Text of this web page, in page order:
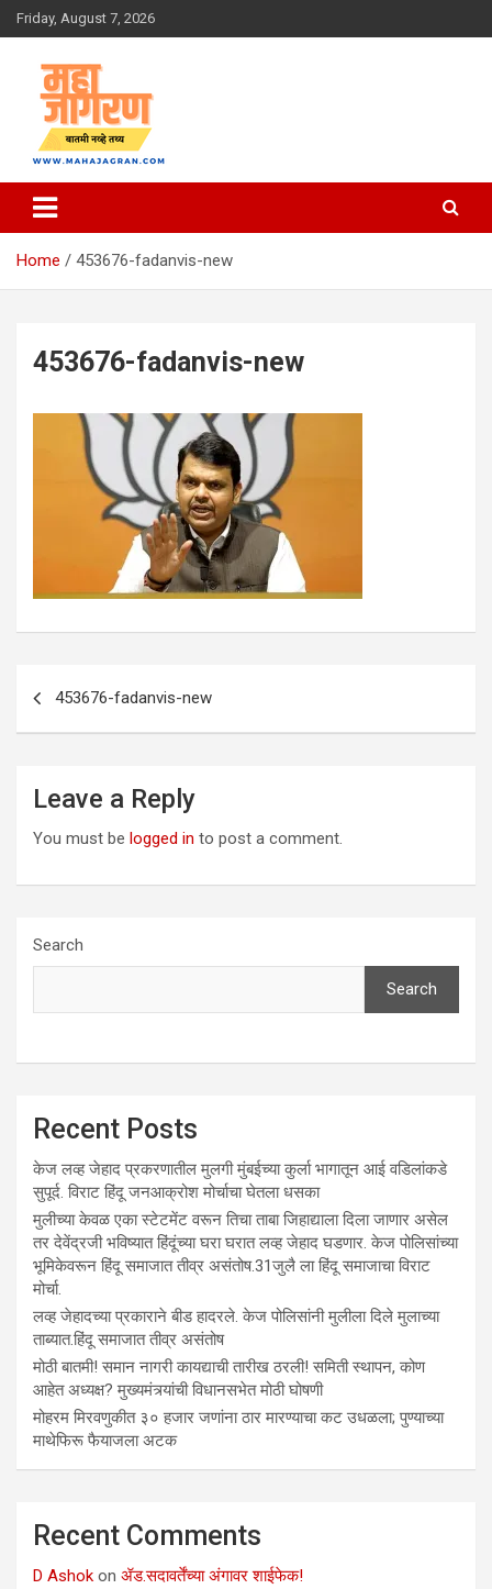
Skip
to
Friday, August 7, 2026
महा जागरण
Home 453676-fadanvis-new
453676-fadanvis-new
453676-fadanvis-new
Leave a Reply
You must be logged in to post a comment.
Search
Search
Recent Posts
केज लव्ह जेहाद प्रकरणातील मुलगी मुंबईच्या कुर्ला भागातून आई वडिलांकडे
सुपूर्द. विराट हिंदू जनआक्रोश मोर्चाचा घेतला धसका
मुलीच्या केवळ एका स्टेटमेंट वरून तिचा ताबा जिहाद्याला दिला जाणार असेल
तर देवेंद्रजी भविष्यात हिंदूंच्या घरा घरात लव्ह जेहाद घडणार. केज पोलिसांच्या
भूमिकेवरून हिंदू समाजात तीव्र असंतोष.31जुलै ला हिंदू समाजाचा विराट
मोर्चा.
लव्ह जेहादच्या प्रकाराने बीड हादरले. केज पोलिसांनी मुलीला दिले मुलाच्या
ताब्यात.हिंदू समाजात तीव्र असंतोष
मोठी बातमी! समान नागरी कायद्याची तारीख ठरली! समिती स्थापन, कोण
आहेत अध्यक्ष? मुख्यमंत्र्यांची विधानसभेत मोठी घोषणी
मोहरम मिरवणुकीत ३० हजार जणांना ठार मारण्‍याचा कट उधळला; पुण्‍याच्‍या
माथेफिरू फैयाजला अटक
Recent Comments
D Ashok on ॲड.सदावर्तेंच्या अंगावर शाईफेक!